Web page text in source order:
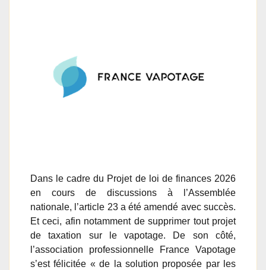
Dans le cadre du Projet de loi de finances 2026
en cours de discussions à l’Assemblée
nationale, l’article 23 a été amendé avec succès.
Et ceci, afin notamment de supprimer tout projet
de taxation sur le vapotage. De son côté,
l’association professionnelle France Vapotage
s’est félicitée « de la solution proposée par les